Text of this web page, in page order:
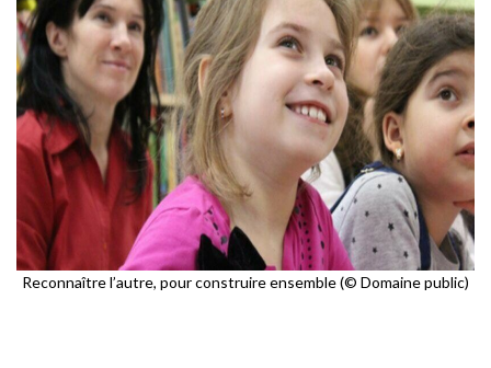
Reconnaître l’autre, pour construire ensemble (© Domaine public)